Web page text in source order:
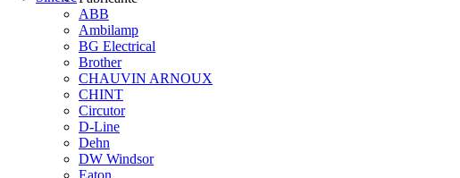
ABB
Ambilamp
BG Electrical
Brother
CHAUVIN ARNOUX
CHINT
Circutor
D-Line
Dehn
DW Windsor
Eaton